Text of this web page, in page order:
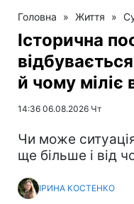
Головна » Життя »
Історична
й чому
14:36 06.08.2026 Чт
Чи може
ще більше і від
ІРИНА КОСТЕНКО